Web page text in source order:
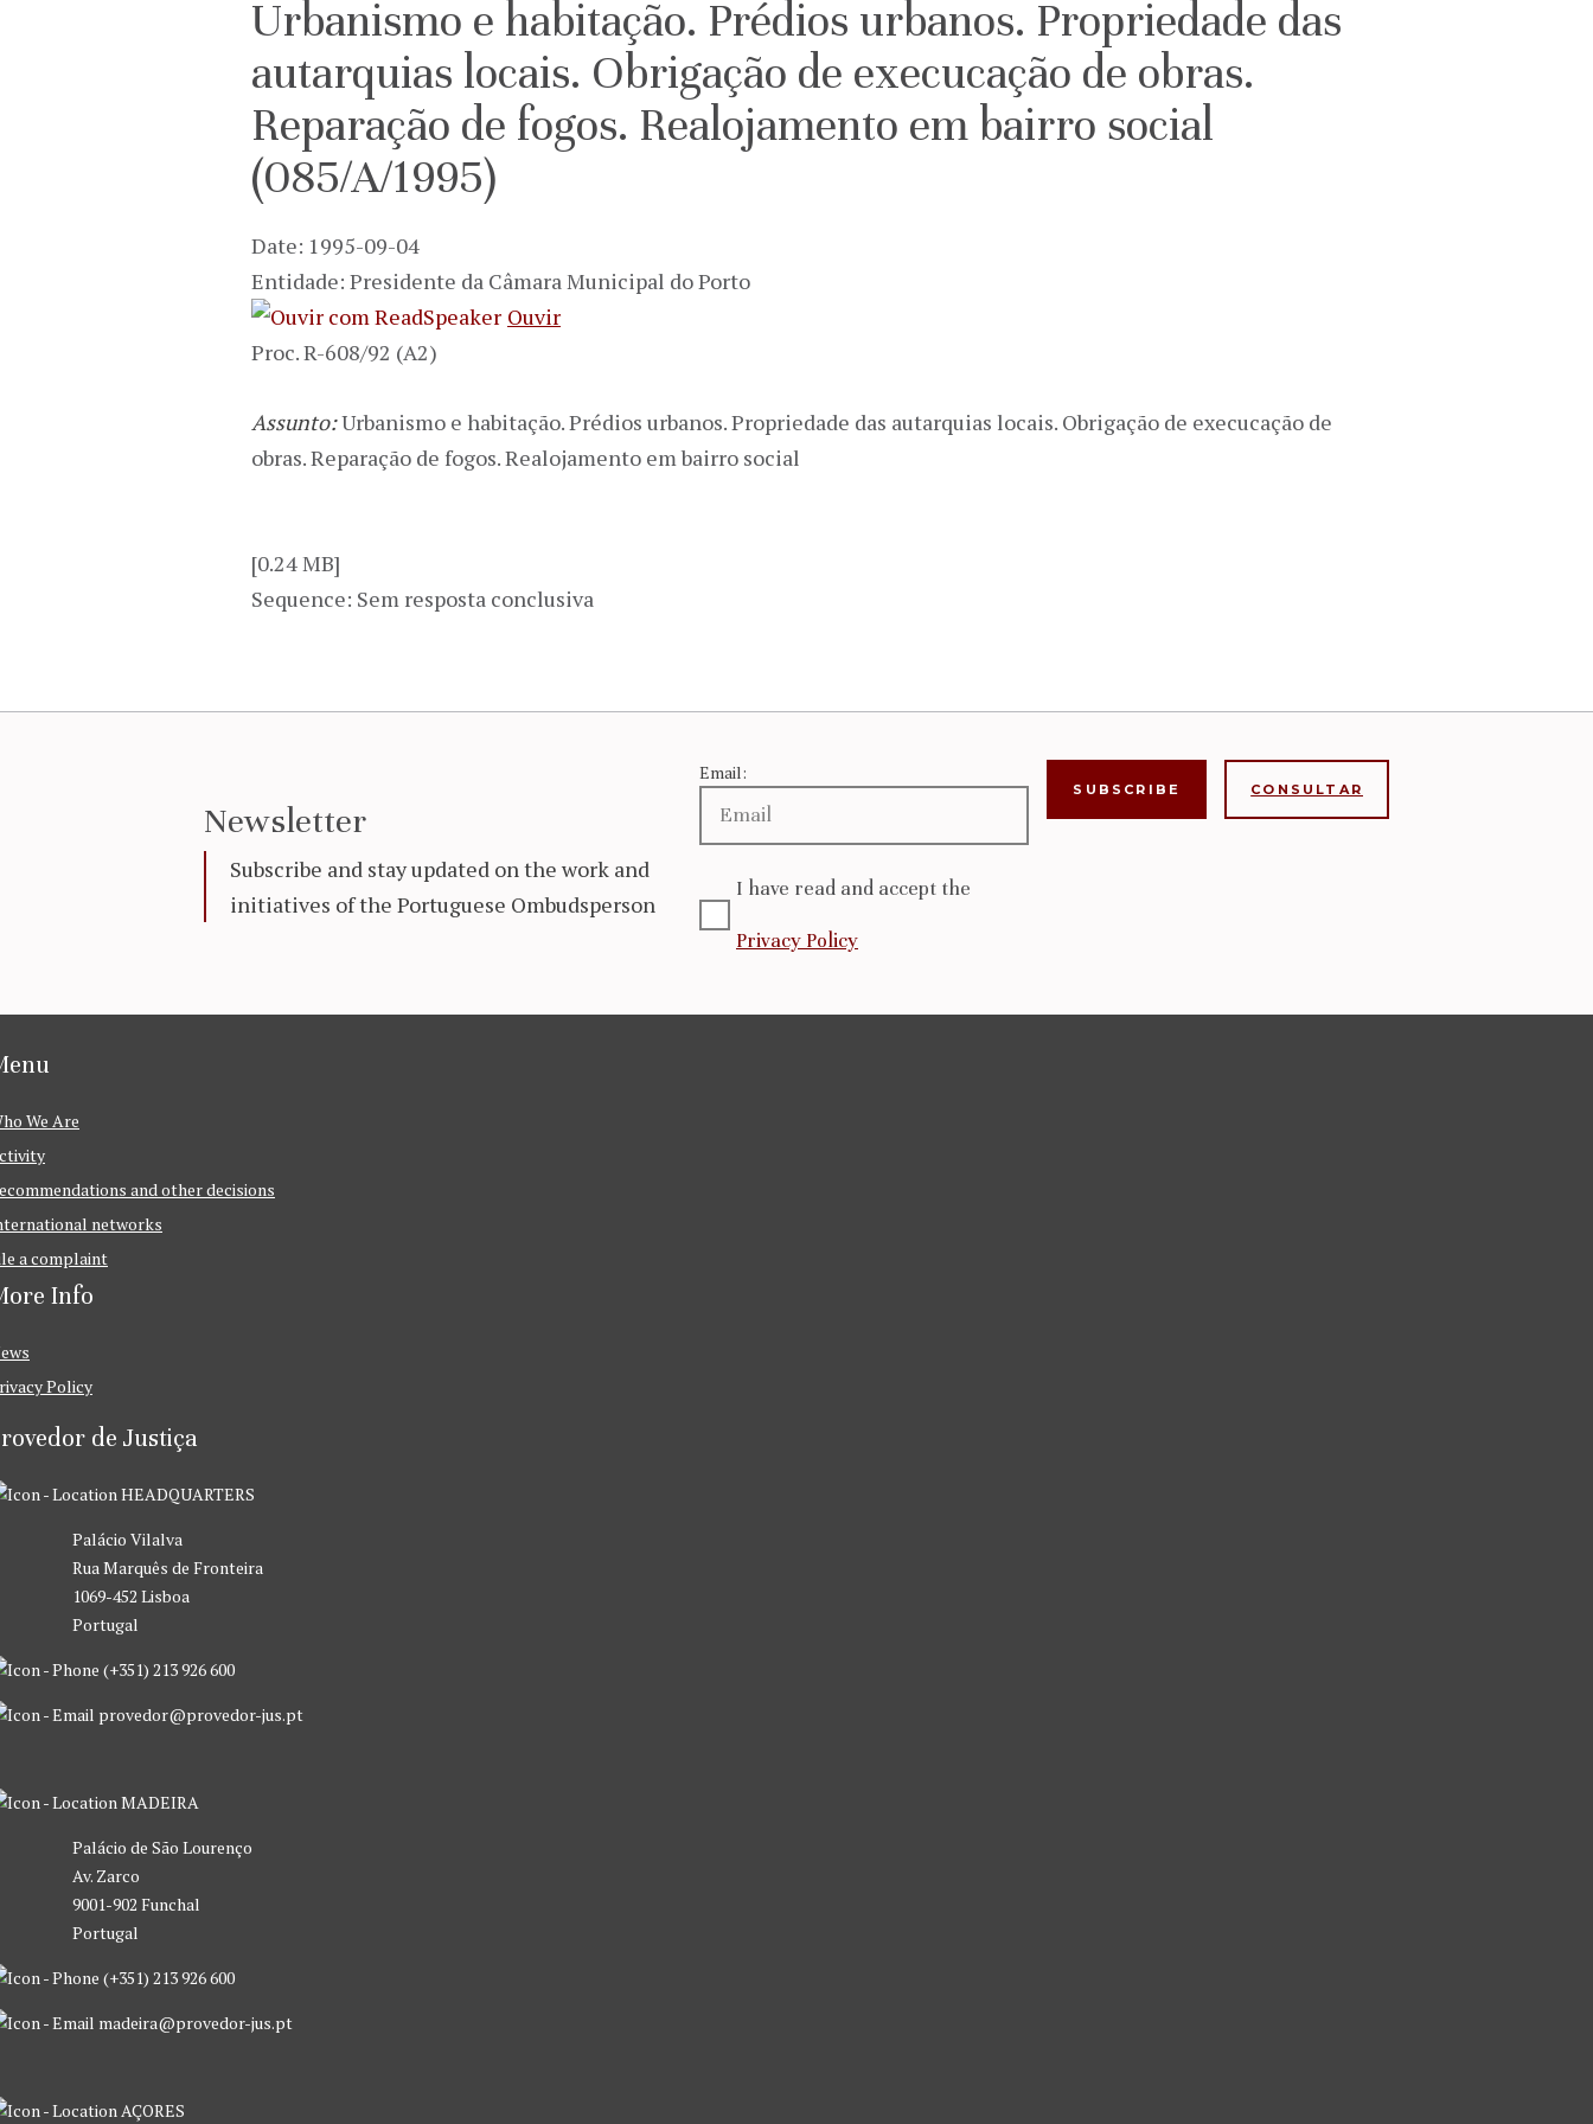
Urbanismo e habitação. Prédios urbanos. Propriedade das
autarquias locais. Obrigação de execucação de obras.
Reparação de fogos. Realojamento em bairro social
(085/A/1995)
Date: 1995-09-04
Entidade: Presidente da Câmara Municipal do Porto
Ouvir
Proc. R-608/92 (A2)
Assunto:Urbanismo e habitação. Prédios urbanos. Propriedade das autarquias locais. Obrigação de execucação de
obras. Reparação de fogos. Realojamento em bairro social
[0.24 MB]
Sequence: Sem resposta conclusiva
Newsletter
Subscribe and stay updated on the work and
initiatives of the Portuguese Ombudsperson
Email:
I have read and accept the
Privacy Policy
CONSULTAR
We Are
and other decisions
networks
a complaint
Info
Policy
de Justiça
HEADQUARTERS
Palácio Vilalva
Rua Marquês de Fronteira
1069-452 Lisboa
Portugal
(+351) 213 926 600
provedor@provedor-jus.pt
MADEIRA
Palácio de São Lourenço
Av. Zarco
9001-902 Funchal
Portugal
(+351) 213 926 600
madeira@provedor-jus.pt
AÇORES